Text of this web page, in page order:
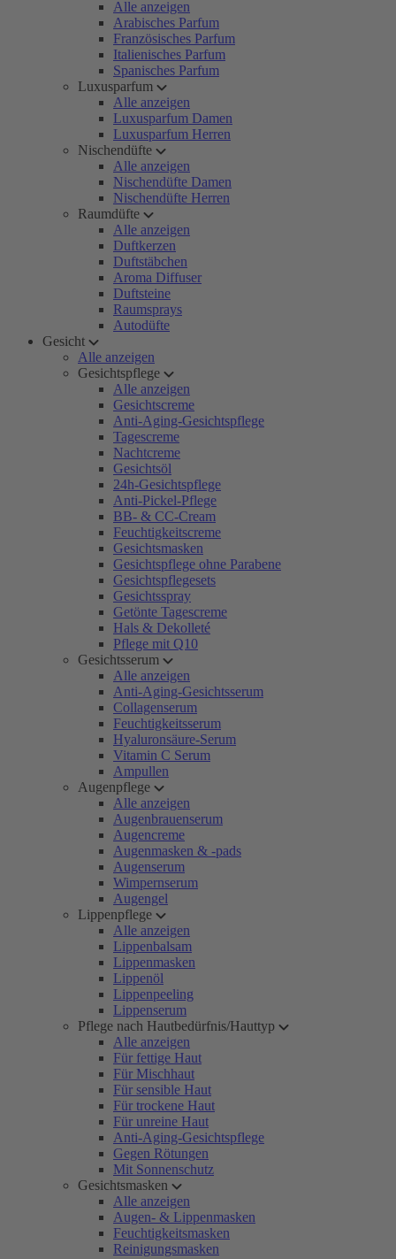
Alle anzeigen
Arabisches Parfum
Französisches Parfum
Italienisches Parfum
Spanisches Parfum
Luxusparfum
Alle anzeigen
Luxusparfum Damen
Luxusparfum Herren
Nischendüfte
Alle anzeigen
Nischendüfte Damen
Nischendüfte Herren
Raumdüfte
Alle anzeigen
Duftkerzen
Duftstäbchen
Aroma Diffuser
Duftsteine
Raumsprays
Autodüfte
Gesicht
Alle anzeigen
Gesichtspflege
Alle anzeigen
Gesichtscreme
Anti-Aging-Gesichtspflege
Tagescreme
Nachtcreme
Gesichtsöl
24h-Gesichtspflege
Anti-Pickel-Pflege
BB- & CC-Cream
Feuchtigkeitscreme
Gesichtsmasken
Gesichtspflege ohne Parabene
Gesichtspflegesets
Gesichtsspray
Getönte Tagescreme
Hals & Dekolleté
Pflege mit Q10
Gesichtsserum
Alle anzeigen
Anti-Aging-Gesichtsserum
Collagenserum
Feuchtigkeitsserum
Hyaluronsäure-Serum
Vitamin C Serum
Ampullen
Augenpflege
Alle anzeigen
Augenbrauenserum
Augencreme
Augenmasken & -pads
Augenserum
Wimpernserum
Augengel
Lippenpflege
Alle anzeigen
Lippenbalsam
Lippenmasken
Lippenöl
Lippenpeeling
Lippenserum
Pflege nach Hautbedürfnis/Hauttyp
Alle anzeigen
Für fettige Haut
Für Mischhaut
Für sensible Haut
Für trockene Haut
Für unreine Haut
Anti-Aging-Gesichtspflege
Gegen Rötungen
Mit Sonnenschutz
Gesichtsmasken
Alle anzeigen
Augen- & Lippenmasken
Feuchtigkeitsmasken
Reinigungsmasken